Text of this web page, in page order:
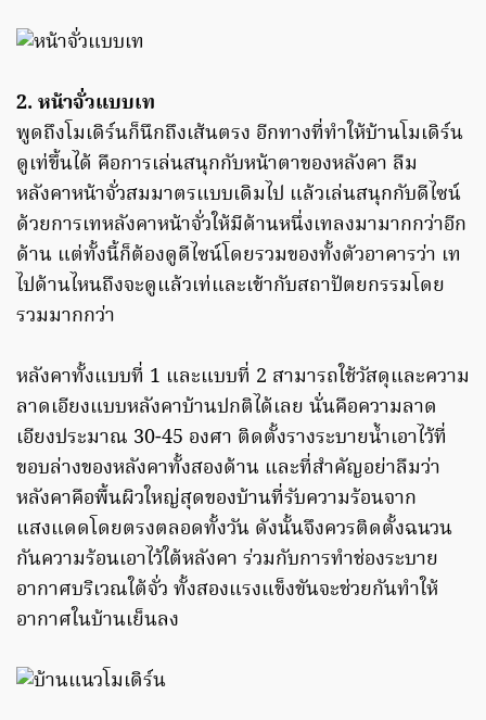
2. หน้าจั่วแบบเท
พูดถึงโมเดิร์นก็นึกถึงเส้นตรง อีกทางที่ทำให้บ้านโมเดิร์น
ดูเท่ขึ้นได้ คือการเล่นสนุกกับหน้าตาของหลังคา ลืม
หลังคาหน้าจั่วสมมาตรแบบเดิมไป แล้วเล่นสนุกกับดีไซน์
ด้วยการเทหลังคาหน้าจั่วให้มีด้านหนึ่งเทลงมามากกว่าอีก
ด้าน แต่ทั้งนี้ก็ต้องดูดีไซน์โดยรวมของทั้งตัวอาคารว่า เท
ไปด้านไหนถึงจะดูแล้วเท่และเข้ากับสถาปัตยกรรมโดย
รวมมากกว่า
หลังคาทั้งแบบที่ 1 และแบบที่ 2 สามารถใช้วัสดุและความ
ลาดเอียงแบบหลังคาบ้านปกติได้เลย นั่นคือความลาด
เอียงประมาณ 30-45 องศา ติดตั้งรางระบายน้ำเอาไว้ที่
ขอบล่างของหลังคาทั้งสองด้าน และที่สำคัญอย่าลืมว่า
หลังคาคือพื้นผิวใหญ่สุดของบ้านที่รับความร้อนจาก
แสงแดดโดยตรงตลอดทั้งวัน ดังนั้นจึงควรติดตั้งฉนวน
กันความร้อนเอาไว้ใต้หลังคา ร่วมกับการทำช่องระบาย
อากาศบริเวณใต้จั่ว ทั้งสองแรงแข็งขันจะช่วยกันทำให้
อากาศในบ้านเย็นลง